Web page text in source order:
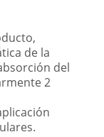
de la
del
2